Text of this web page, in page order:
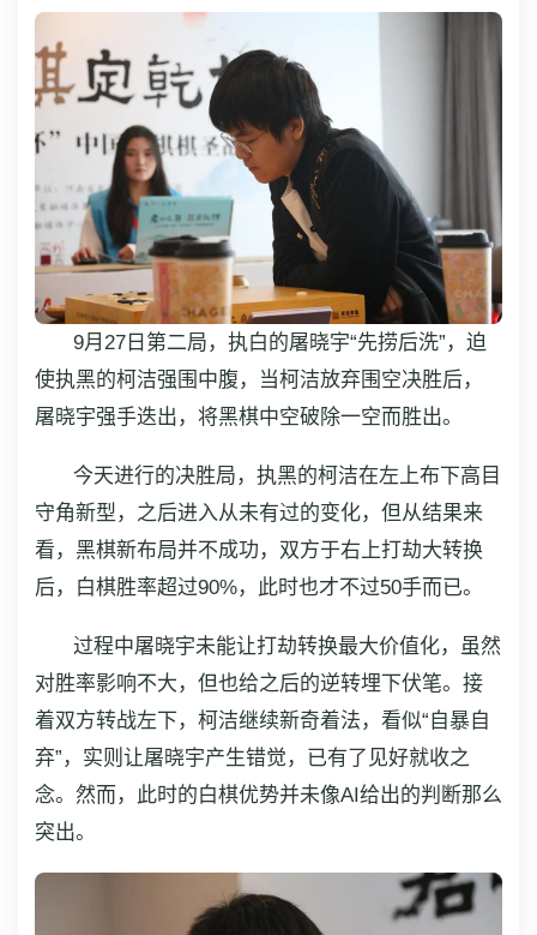
9月27日第二局，执白的屠晓宇“先捞后洗”，迫
使执黑的柯洁强围中腹，当柯洁放弃围空决胜后，
屠晓宇强手迭出，将黑棋中空破除一空而胜出。
今天进行的决胜局，执黑的柯洁在左上布下高目
守角新型，之后进入从未有过的变化，但从结果来
看，黑棋新布局并不成功，双方于右上打劫大转换
后，白棋胜率超过90%，此时也才不过50手而已。
过程中屠晓宇未能让打劫转换最大价值化，虽然
对胜率影响不大，但也给之后的逆转埋下伏笔。接
着双方转战左下，柯洁继续新奇着法，看似“自暴自
弃”，实则让屠晓宇产生错觉，已有了见好就收之
念。然而，此时的白棋优势并未像AI给出的判断那么
突出。